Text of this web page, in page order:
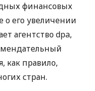
финансовых
его увеличении
агентство dpa,
как правило,
стран.